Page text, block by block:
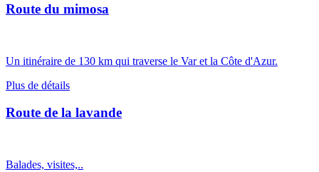
Route du mimosa
Un itinéraire de 130 km qui traverse le Var et la Côte d'Azur.
Plus de détails
Route de la lavande
Balades, visites,..